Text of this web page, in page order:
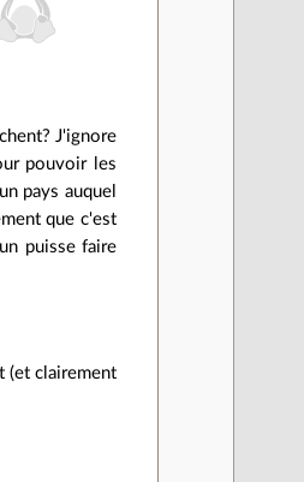
J'ignore
pouvoir les
pays auquel
que c'est
puisse faire
(et clairement